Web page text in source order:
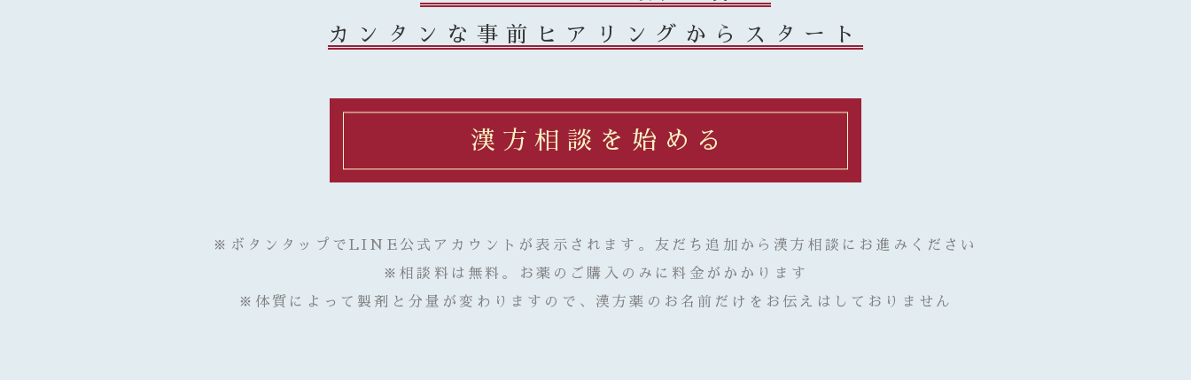
カンタンな事前ヒアリングからスタート
漢方相談を始める
※ボタンタップでLINE公式アカウントが表示されます。友だち追加から漢方相談にお進みください
※相談料は無料。お薬のご購入のみに料金がかかります
※体質によって製剤と分量が変わりますので、漢方薬のお名前だけをお伝えはしておりません